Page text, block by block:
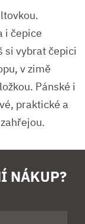
i čepice
si vybrat čepici
v zimě
Pánské i
praktické a
NÁKUP?